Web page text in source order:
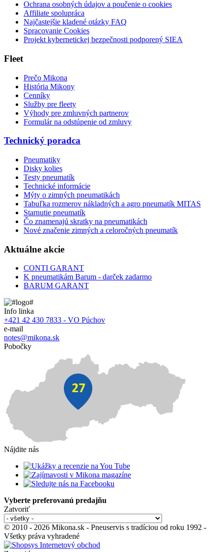
Ochrana osobných údajov a poučenie o cookies
Affiliate spolupráca
Najčastejšie kladené otázky FAQ
Spracovanie Cookies
Projekt kybernetickej bezpečnosti podporený SIEA
Fleet
Prečo Mikona
História Mikony
Cenníky
Služby pre fleety
Výhody pre zmluvných partnerov
Formulár na odstúpenie od zmluvy
Technický poradca
Pneumatiky
Disky kolies
Testy pneumatík
Technické informácie
Mýty o zimných pneumatikách
Tabuľka rozmerov nákladných a agro pneumatík MITAS
Starnutie pneumatík
Čo znamenajú skratky na pneumatikách
Nové značenie zimných a celoročných pneumatík
Aktuálne akcie
CONTI GARANT
K pneumatikám Barum - darček zadarmo
BARUM GARANT
Info linka
+421 42 430 7833 - VO Púchov
e-mail
notes@mikona.sk
Pobočky
Nájdite nás
Vyberte preferovanú predajňu
Zatvoriť
© 2010 - 2026 Mikona.sk - Pneuservis s tradíciou od roku 1992 -
Všetky práva vyhradené